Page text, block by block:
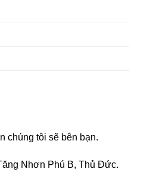
chúng tôi sẽ bên bạn.
Nhơn Phú B, Thủ Đức.